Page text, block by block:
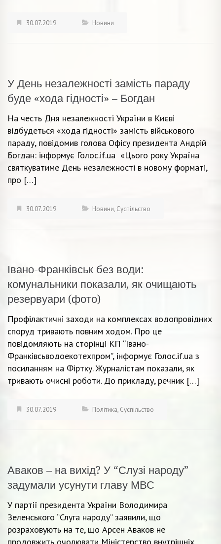
30.07.2019 Новини
У День незалежності замість параду
буде «хода гідності» – Богдан
На честь Дня незалежності України в Києві
відбудеться «хода гідності» замість військового
параду, повідомив голова Офісу президента Андрій
Богдан: інформує Голос.if.ua «Цього року Україна
святкуватиме День незалежності в новому форматі,
про […]
30.07.2019 Новини, Суспільство
Івано-Франківськ без води:
комунальники показали, як очищають
резервуари (фото)
Профілактичні заходи на комплексах водопровідних
споруд тривають повним ходом. Про це
повідомляють на сторінці КП “Івано-
Франківсьводоекотехпром”, інформує Голос.if.uа з
посиланням на Фіртку. Журналістам показали, як
тривають очисні роботи. До прикладу, речник […]
30.07.2019 Політика, Суспільство
Аваков – на вихід? У “Слузі народу”
задумали усунути главу МВС
У партії президента України Володимира
Зеленського “Слуга народу” заявили, що
розраховують на те, що Арсен Аваков не
продовжить очолювати Міністерство внутрішніх